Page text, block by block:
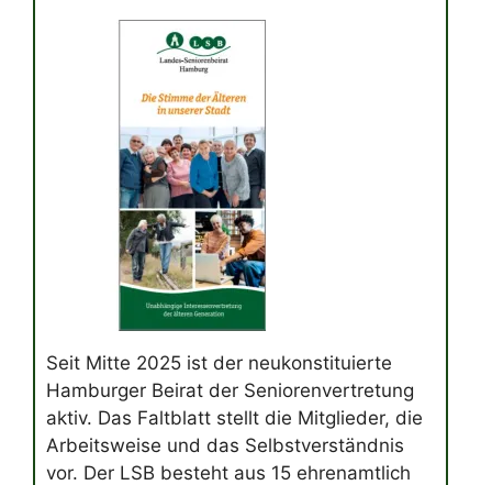
Seit Mitte 2025 ist der neukonstituierte
Hamburger Beirat der Seniorenvertretung
aktiv. Das Faltblatt stellt die Mitglieder, die
Arbeitsweise und das Selbstverständnis
vor. Der LSB besteht aus 15 ehrenamtlich